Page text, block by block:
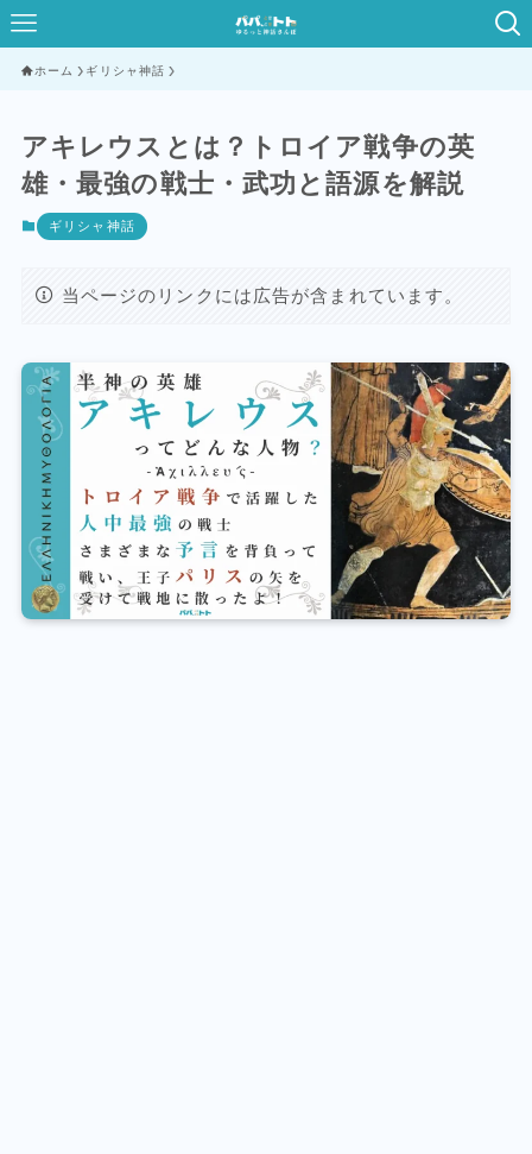
ホーム ギリシャ神話
アキレウスとは？トロイア戦争の英
雄・最強の戦士・武功と語源を解説
ギリシャ神話
当ページのリンクには広告が含まれています。